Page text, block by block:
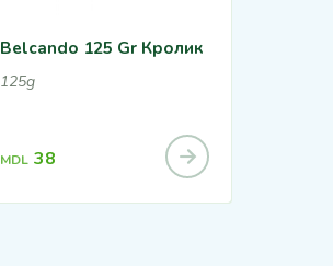
Belcando 125 Gr Кролик
125g
MDL 38